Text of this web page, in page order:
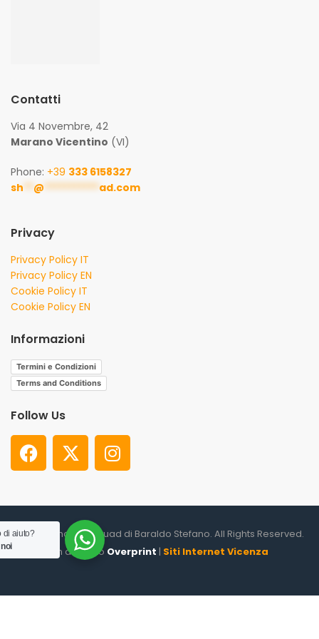
Contatti
Via 4 Novembre, 42
Marano Vicentino (VI)
Phone: +39 333 6158327
sh ** @ *********** ad.com
Privacy
Privacy Policy IT
Privacy Policy EN
Cookie Policy IT
Cookie Policy EN
Informazioni
Termini e Condizioni
Terms and Conditions
Follow Us
© 2026. Shooter Squad di Baraldo Stefano. All Rights Reserved.
un altro sito Overprint | Siti Internet Vicenza
di aiuto?